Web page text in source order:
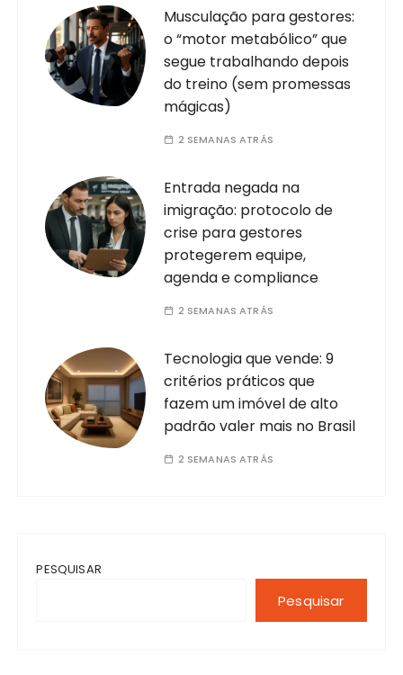
Musculação para gestores:
o “motor metabólico” que
segue trabalhando depois
do treino (sem promessas
mágicas)
2 SEMANAS ATRÁS
Entrada negada na
imigração: protocolo de
crise para gestores
protegerem equipe,
agenda e compliance
2 SEMANAS ATRÁS
Tecnologia que vende: 9
critérios práticos que
fazem um imóvel de alto
padrão valer mais no Brasil
2 SEMANAS ATRÁS
PESQUISAR
Pesquisar